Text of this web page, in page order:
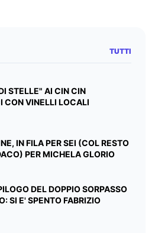
TUTTI
STELLE" AI CIN CIN
CON VINELLI LOCALI
IN FILA PER SEI (COL RESTO
PER MICHELA GLORIO
DEL DOPPIO SORPASSO
SI E' SPENTO FABRIZIO